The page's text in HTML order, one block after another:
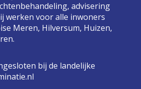
advisering
werken voor alle inwoners
Meren, Hilversum, Huizen,
bij de landelijke